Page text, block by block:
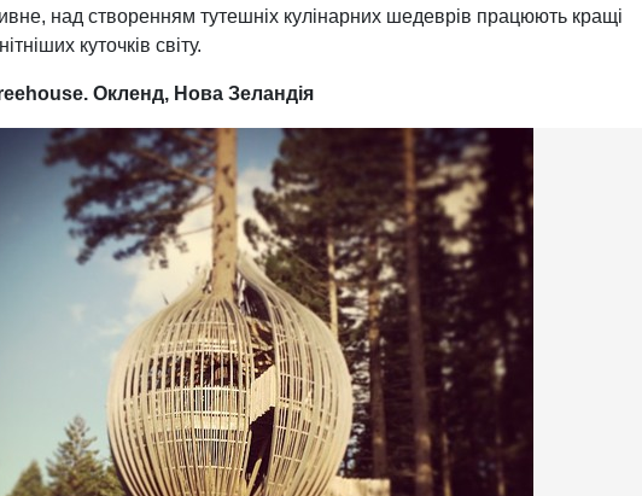
над створенням тутешніх кулінарних шедеврів працюють кращі
куточків світу.
Окленд, Нова Зеландія